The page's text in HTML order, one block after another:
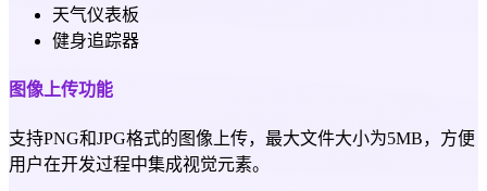
天气仪表板
健身追踪器
图像上传功能
支持PNG和JPG格式的图像上传，最大文件大小为5MB，方便
用户在开发过程中集成视觉元素。